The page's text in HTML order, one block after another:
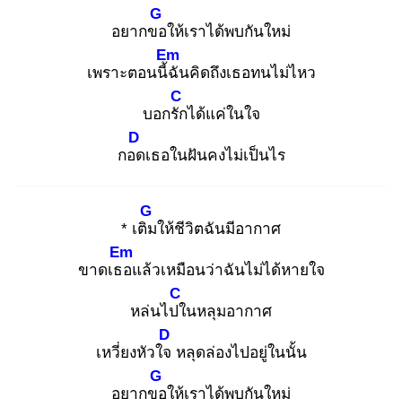
อยากขอ
G
ให้เราได้พบกันใหม่
เพราะตอนนี้ฉั
Em
นคิดถึงเธอทนไม่ไหว
บอกรัก
C
ได้แค่ในใจ
กอด
D
เธอในฝันคงไม่เป็นไร
* เติม
G
ให้ชีวิตฉันมีอากาศ
ขาดเธอ
Em
แล้วเหมือนว่าฉันไม่ได้หายใจ
หล่นไปใ
C
นหลุมอากาศ
เหวี่ยงหัวใจ
D
หลุดล่องไปอยู่ในนั้น
อยากขอ
G
ให้เราได้พบกันใหม่